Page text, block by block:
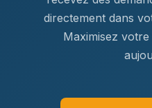
directement dans
Maximisez